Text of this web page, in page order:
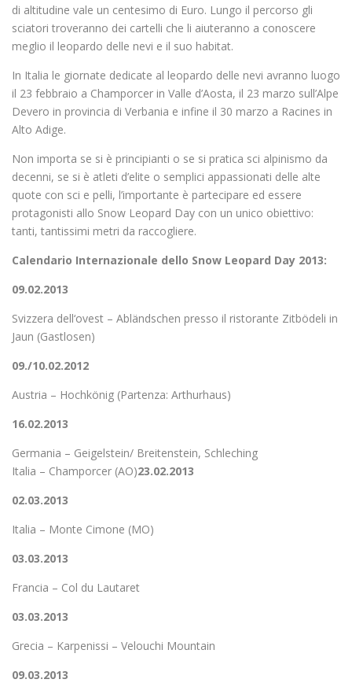
di altitudine vale un centesimo di Euro. Lungo il percorso gli
sciatori troveranno dei cartelli che li aiuteranno a conoscere
meglio il leopardo delle nevi e il suo habitat.
In Italia le giornate dedicate al leopardo delle nevi avranno luogo
il 23 febbraio a Champorcer in Valle d’Aosta, il 23 marzo sull’Alpe
Devero in provincia di Verbania e infine il 30 marzo a Racines in
Alto Adige.
Non importa se si è principianti o se si pratica sci alpinismo da
decenni, se si è atleti d’elite o semplici appassionati delle alte
quote con sci e pelli, l’importante è partecipare ed essere
protagonisti allo Snow Leopard Day con un unico obiettivo:
tanti, tantissimi metri da raccogliere.
Calendario Internazionale dello Snow Leopard Day 2013:
09.02.2013
Svizzera dell‘ovest – Abländschen presso il ristorante Zitbödeli in
Jaun (Gastlosen)
09./10.02.2012
Austria – Hochkönig (Partenza: Arthurhaus)
16.02.2013
Germania – Geigelstein/ Breitenstein, Schleching
Italia – Champorcer (AO)23.02.2013
02.03.2013
Italia – Monte Cimone (MO)
03.03.2013
Francia – Col du Lautaret
03.03.2013
Grecia – Karpenissi – Velouchi Mountain
09.03.2013